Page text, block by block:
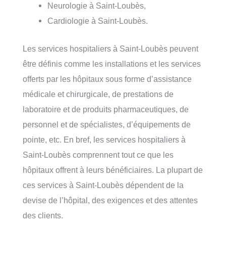
Neurologie à Saint-Loubès,
Cardiologie à Saint-Loubès.
Les services hospitaliers à Saint-Loubès peuvent
être définis comme les installations et les services
offerts par les hôpitaux sous forme d’assistance
médicale et chirurgicale, de prestations de
laboratoire et de produits pharmaceutiques, de
personnel et de spécialistes, d’équipements de
pointe, etc. En bref, les services hospitaliers à
Saint-Loubès comprennent tout ce que les
hôpitaux offrent à leurs bénéficiaires. La plupart de
ces services à Saint-Loubès dépendent de la
devise de l’hôpital, des exigences et des attentes
des clients.